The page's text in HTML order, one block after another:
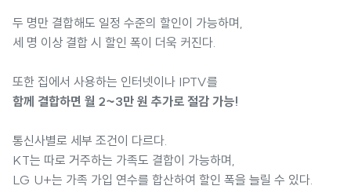
두 명만 결합해도 일정 수준의 할인이 가능하며,
세 명 이상 결합 시 할인 폭이 더욱 커진다.
또한 집에서 사용하는 인터넷이나 IPTV를
함께 결합하면 월 2~3만 원 추가로 절감 가능!
통신사별로 세부 조건이 다르다.
KT는 따로 거주하는 가족도 결합이 가능하며,
LG U+는 가족 가입 연수를 합산하여 할인 폭을 늘릴 수 있다.